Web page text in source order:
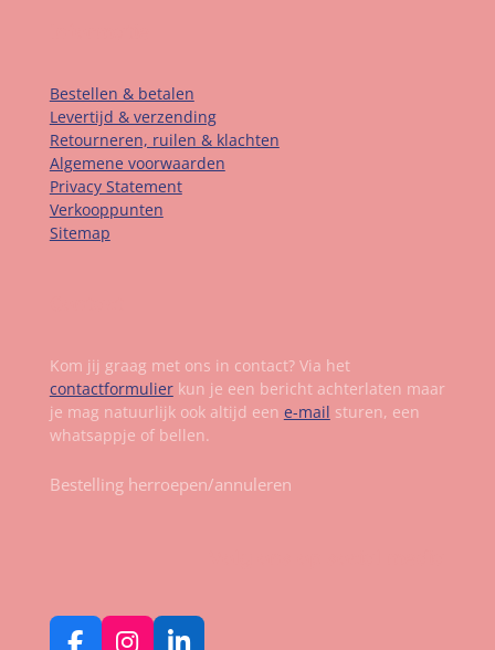
Bestellen & betalen
Levertijd & verzending
Retourneren, ruilen & klachten
Algemene voorwaarden
Privacy Statement
Verkooppunten
Sitemap
Kom jij graag met ons in contact? Via het
contactformulierkun je een bericht achterlaten maar
je mag natuurlijk ook altijd een e-mail sturen, een
whatsappje of bellen.
Bestelling herroepen/annuleren